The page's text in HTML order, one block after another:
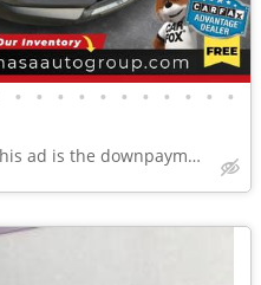
• • • • • • • • • • •
The price in this ad is the downpayment